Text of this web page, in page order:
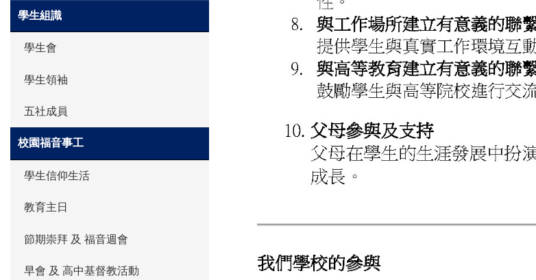
學生組識
學生會
學生領袖
五社成員
校園福音事工
學生信仰生活
教育主日
節期崇拜 及 福音週會
早會 及 高中基督教活動